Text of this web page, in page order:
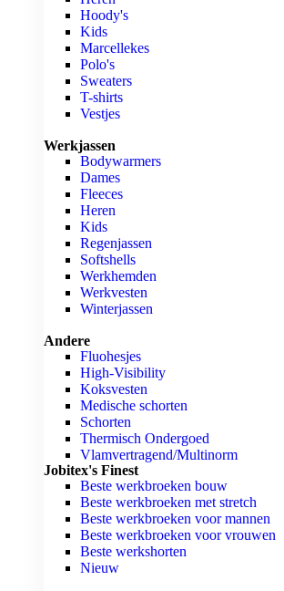
Hoody's
Kids
Marcellekes
Polo's
Sweaters
T-shirts
Vestjes
Werkjassen
Bodywarmers
Dames
Fleeces
Heren
Kids
Regenjassen
Softshells
Werkhemden
Werkvesten
Winterjassen
Andere
Fluohesjes
High-Visibility
Koksvesten
Medische schorten
Schorten
Thermisch Ondergoed
Vlamvertragend/Multinorm
Jobitex's Finest
Beste werkbroeken bouw
Beste werkbroeken met stretch
Beste werkbroeken voor mannen
Beste werkbroeken voor vrouwen
Beste werkshorten
Nieuw